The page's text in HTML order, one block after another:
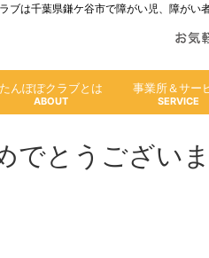
は千葉県鎌ケ谷市で障がい児、障がい
たんぽぽクラブとは 事業所＆サー
でとうござい